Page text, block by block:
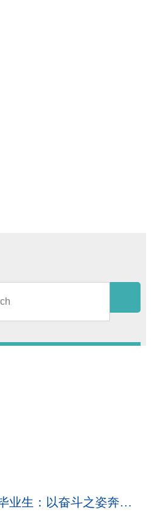
南方科技大学2026届毕业生：以奋斗之姿奔赴强国之约